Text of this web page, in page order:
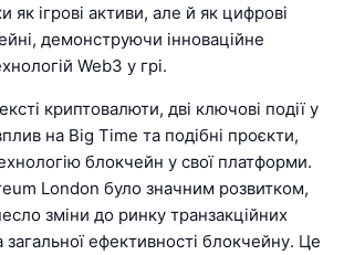
як ігрові активи, але й як цифрові
демонструючи інноваційне
Web3 у грі.
криптовалюти, дві ключові події у
на Big Time та подібні проєкти,
блокчейн у свої платформи.
London було значним розвитком,
зміни до ринку транзакційних
загальної ефективності блокчейну. Це